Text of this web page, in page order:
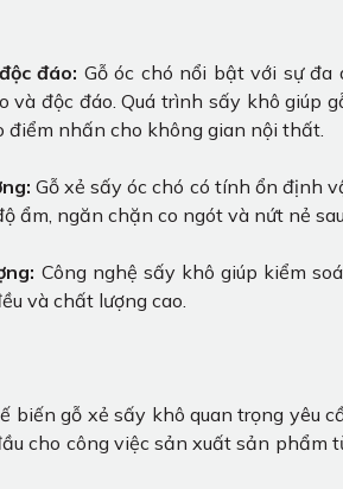
đáo: Gỗ óc chó nổi bật với sự đa
và độc đáo. Quá trình sấy khô giúp
điểm nhấn cho không gian nội thất.
Gỗ xẻ sấy óc chó có tính ổn định
ẩm, ngăn chặn co ngót và nứt nẻ
Công nghệ sấy khô giúp kiểm
và chất lượng cao.
biến gỗ xẻ sấy khô quan trọng yêu
cho công việc sản xuất sản phẩm